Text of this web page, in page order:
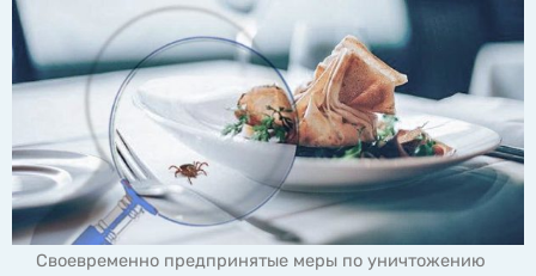
Своевременно предпринятые меры по уничтожению